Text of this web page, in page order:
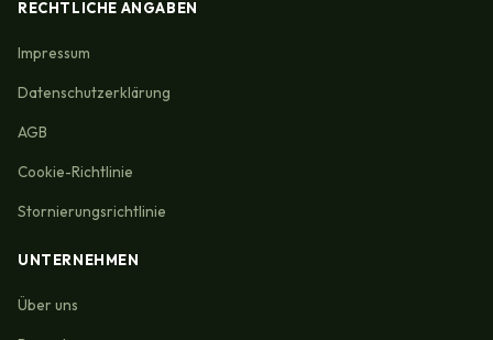
RECHTLICHE ANGABEN
Impressum
Datenschutzerklärung
AGB
Cookie-Richtlinie
Stornierungsrichtlinie
UNTERNEHMEN
Über uns